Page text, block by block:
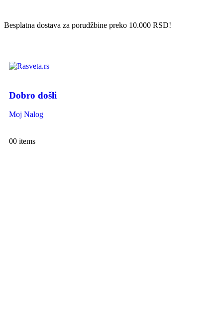
Besplatna dostava za porudžbine preko 10.000 RSD!
Dobro došli
Moj Nalog
00 items